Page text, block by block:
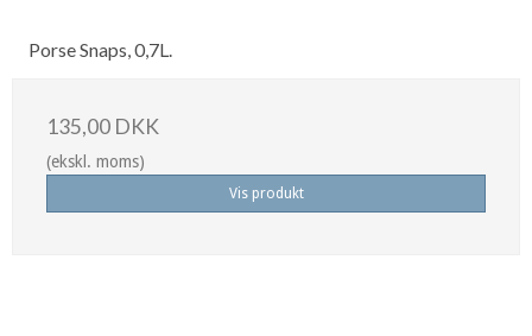
Porse Snaps, 0,7L.
135,00 DKK
(ekskl. moms)
Vis produkt